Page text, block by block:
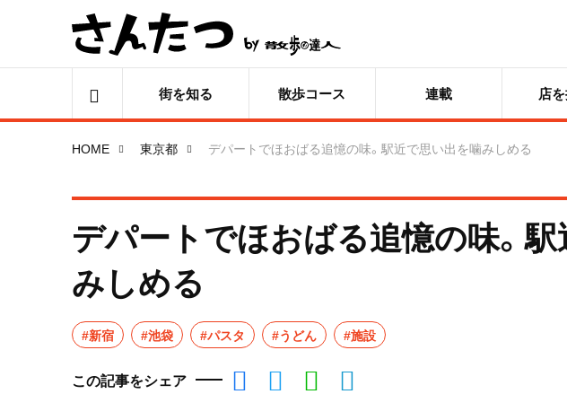
街を知る 散歩コース 連載 店
HOME 東京都
デパートでほおばる追憶の味。駅近で思い出を噛みしめる
デパートでほおばる追憶の味。
みしめる
#新宿 #池袋 #パスタ #うどん #施設
この記事をシェア